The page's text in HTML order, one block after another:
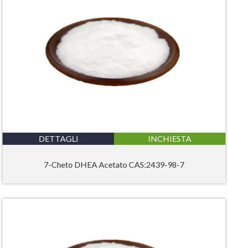
DETTAGLI INCHIESTA
7-Cheto DHEA Acetato CAS:2439-98-7